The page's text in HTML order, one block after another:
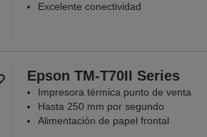
Excelente conectividad
Epson TM-T70II Series
Impresora térmica punto de venta
Hasta 250 mm por segundo
Alimentación de papel frontal